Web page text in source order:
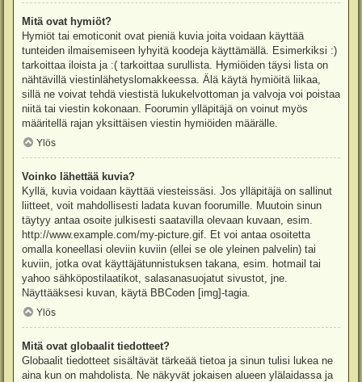
Mitä ovat hymiöt?
Hymiöt tai emoticonit ovat pieniä kuvia joita voidaan käyttää
tunteiden ilmaisemiseen lyhyitä koodeja käyttämällä. Esimerkiksi :)
tarkoittaa iloista ja :( tarkoittaa surullista. Hymiöiden täysi lista on
nähtävillä viestinlähetyslomakkeessa. Älä käytä hymiöitä liikaa,
sillä ne voivat tehdä viestistä lukukelvottoman ja valvoja voi poistaa
niitä tai viestin kokonaan. Foorumin ylläpitäjä on voinut myös
määritellä rajan yksittäisen viestin hymiöiden määrälle.
Ylös
Voinko lähettää kuvia?
Kyllä, kuvia voidaan käyttää viesteissäsi. Jos ylläpitäjä on sallinut
liitteet, voit mahdollisesti ladata kuvan foorumille. Muutoin sinun
täytyy antaa osoite julkisesti saatavilla olevaan kuvaan, esim.
http://www.example.com/my-picture.gif. Et voi antaa osoitetta
omalla koneellasi oleviin kuviin (ellei se ole yleinen palvelin) tai
kuviin, jotka ovat käyttäjätunnistuksen takana, esim. hotmail tai
yahoo sähköpostilaatikot, salasanasuojatut sivustot, jne.
Näyttääksesi kuvan, käytä BBCoden [img]-tagia.
Ylös
Mitä ovat globaalit tiedotteet?
Globaalit tiedotteet sisältävät tärkeää tietoa ja sinun tulisi lukea ne
aina kun on mahdolista. Ne näkyvät jokaisen alueen ylälaidassa ja